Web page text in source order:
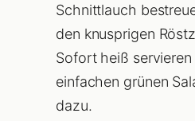
Schnittlauch
den knusprigen
Sofort heiß
einfachen grünen
dazu.